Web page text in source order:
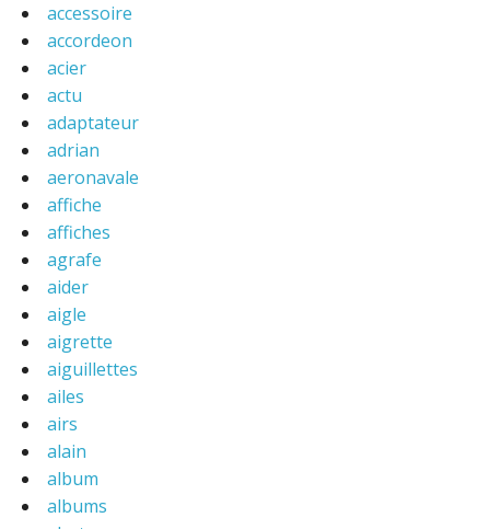
accessoire
accordeon
acier
actu
adaptateur
adrian
aeronavale
affiche
affiches
agrafe
aider
aigle
aigrette
aiguillettes
ailes
airs
alain
album
albums